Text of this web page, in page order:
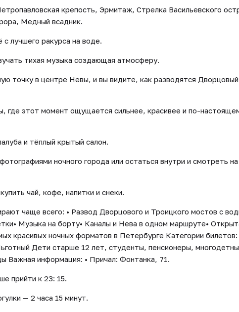
крепость, Эрмитаж, Стрелка Васильевского
Медный всадник.
с лучшего ракурса на воде.
тихая музыка создающая атмосферу.
точку в центре Невы, и вы видите, как разводятся
где этот момент ощущается сильнее, красивее и по-
и тёплый крытый салон.
ночного города или остаться внутри и смотреть
чай, кофе, напитки и снеки.
чаще всего: • Развод Дворцового и Троицкого мостов с
Музыка на борту• Каналы и Нева в одном маршруте•
красивых ночных форматов в Петербурге Категории
Дети старше 12 лет, студенты, пенсионеры,
Важная информация: • Причал: Фонтанка, 71.
прийти к 23: 15.
— 2 часа 15 минут.